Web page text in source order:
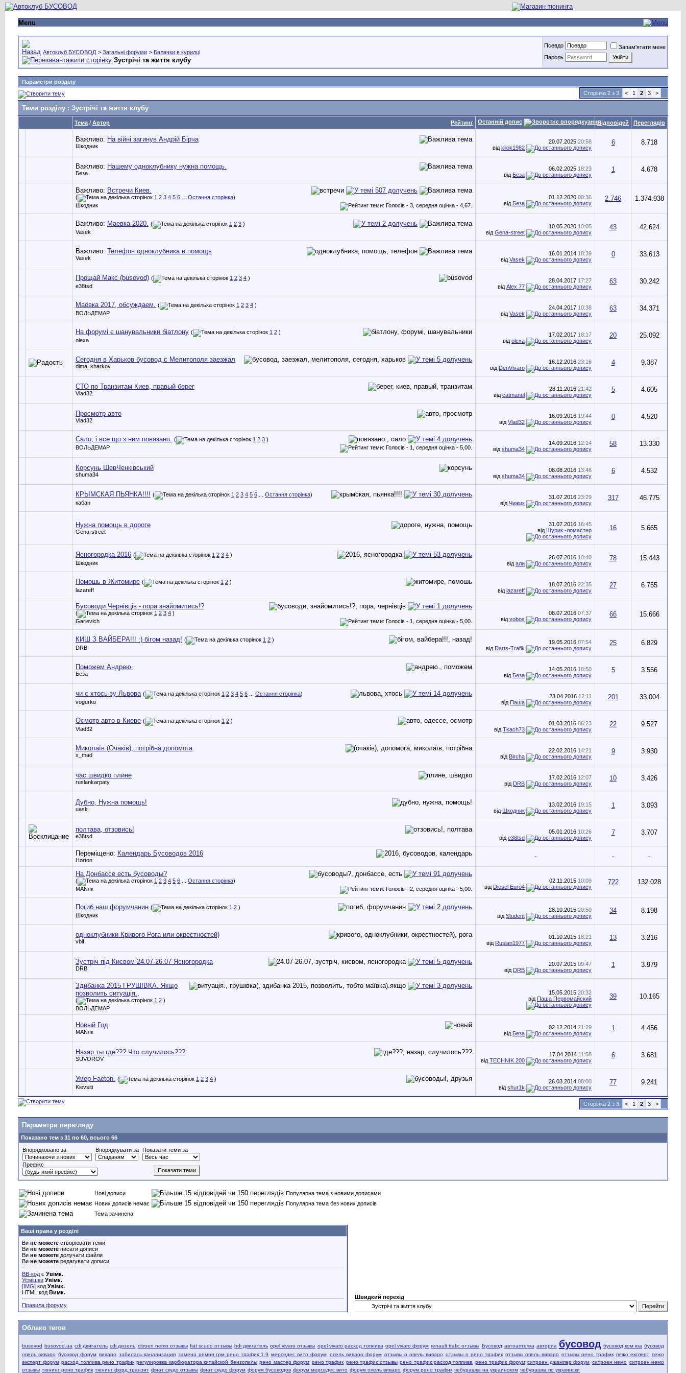
Menu
Автоклуб БУСОВОД > Загальні форуми > Балачки в курилці
Зустрічі та життя клубу
Псевдо
Запам'ятати мене
Пароль
Параметри розділу
Сторінка 2 з 3
< 1 2 3 >
Теми розділу : Зустрічі та життя клубу
Рейтинг
Тема / Автор Останній допис Відповідей Переглядів
Важливо: На війні загинув Андрій Бірча
Шкодник
20.07.2025 20:58
від kilok1982
6 8.718
Важливо: Нашему одноклубнику нужна помощь.
Беза
06.02.2025 18:23
від Беза
1 4.678
Важливо: Встречи Киев.
( 1 2 3 4 5 6 Остання сторінка)
Шкодник
01.12.2020 00:36
від Беза
2.746 1.374.938
Важливо: Маевка 2020. ( 1 2 3 )
Vasek
10.05.2020 10:05
від Gena-street
43 42.624
Важливо: Телефон одноклубника в помощь
Vasek
16.01.2014 18:39
від Vasek
0 33.613
Прощай Макс (busovod) ( 1 2 3 4 )
e38tsd
28.04.2017 17:27
від Alex 77
63 30.242
Маёвка 2017, обсуждаем. ( 1 2 3 4 )
ВОЛЬДЕМАР
24.04.2017 10:38
від Vasek
63 34.371
На форумі є шанувальники біатлону ( 1 2 )
olexa
17.02.2017 18:17
від olexa
20 25.092
Сегодня в Харьков бусовод с Мелитополя заезжал
dima_kharkov
16.12.2016 23:16
від DenVivaro
4 9.387
СТО по Транзитам Киев, правый берег
Vlad32
28.11.2016 21:42
від catmanul
5 4.605
Просмотр авто
Vlad32
16.09.2016 19:44
від Vlad32
0 4.520
Сало, і все що з ним повязано. ( 1 2 3 )
ВОЛЬДЕМАР
14.09.2016 12:14
від shuma34
58 13.330
Корсунь ШевЧенківський
shuma34
08.08.2016 13:46
від shuma34
6 4.532
КРЫМСКАЯ ПЬЯНКА!!!! ( 1 2 3 4 5 6 Остання сторінка)
кабан
31.07.2016 23:29
від Чижик
317 46.775
Нужна помощь в дороге
Gena-street
31.07.2016 16:45
від Шурик -ломастер 16 5.665
Ясногородка 2016 ( 1 2 3 4 )
Шкодник
26.07.2016 10:40
від али
78 15.443
Помошь в Житомире ( 1 2 )
lazareff
18.07.2016 22:35
від lazareff
27 6.755
Бусоводи Чернівців - пора знайомитись!?
( 1 2 3 4 )
Garievich
08.07.2016 07:37
від vobos
66 15.666
КИШ З ВАЙБЕРА!!! :) бігом назад! ( 1 2 )
DRB
19.05.2016 07:54
від Darts-Trafik
25 6.829
Поможем Андрею.
Беза
14.05.2016 18:50
від Беза
5 3.556
чи є хтось зу Львова ( 1 2 3 4 5 6 Остання сторінка)
vogurko
23.04.2016 12:11
від Паша
201 33.004
Осмотр авто в Киеве ( 1 2 )
Vlad32
01.03.2016 06:23
від Tkach73
22 9.527
Миколаїв (Очаків), потрібна допомога
x_mad
22.02.2016 14:21
від Bircha
9 3.930
час швидко плине
ruslankarpaty
17.02.2016 12:07
від DRB
10 3.426
Дубно, Нужна помощь!
uask
13.02.2016 19:15
від Шкодник
1 3.093
полтава, отзовись!
e38tsd
05.01.2016 10:26
від e38tsd
7 3.707
Переміщено: Календарь Бусоводов 2016
Horton - - -
На Донбассе есть бусоводы?
( 1 2 3 4 5 6 Остання сторінка)
MANяк
02.11.2015 10:09
від Diesel Euro4
722 132.028
Погиб наш форумчанин ( 1 2 )
Шкодник
28.10.2015 20:50
від Student
34 8.198
одноклубники Кривого Рога или окрестностей)
vbif
01.10.2015 18:21
від Ruslan1977
13 3.216
Зустріч під Києвом 24.07-26.07 Ясногородка
DRB
20.07.2015 09:47
від DRB
1 3.979
Здибанка 2015 ГРУШІВКА. Якщо
позволить cитуація.,
( 1 2 )
ВОЛЬДЕМАР
15.05.2015 20:32
від Паша Первомайский 39 10.165
Новый Год
MANяк
02.12.2014 21:29
від Беза
1 4.456
Назар ты где??? Что случилось???
SUVOROV
17.04.2014 11:58
від TECHNIK 200
6 3.681
Умер Faeton. ( 1 2 3 4 )
Kievsiti
26.03.2014 08:00
від shur1k
77 9.241
Сторінка 2 з 3 < 1 2 3 >
Параметри перегляду
Показано тем з 31 по 60, всього 66
Впорядковано за
Впорядкувати за Показати теми за
Префікс
Нові дописи
Популярна тема з новими дописами
Нових дописів немає
Популярна тема без нових дописів
Тема зачинена
Ваші права у розділі
Ви не можете створювати теми
Ви не можете писати дописи
Ви не можете долучати файли
Ви не можете редагувати дописи
BB-код є Увімк.
Усмішки Увімк.
[IMG] код Увімк.
HTML код Вимк.
Правила форуму
Швидкий перехід
Облако тегов
busovod busovod.ua cdi двигатель cdi дизель citroen nemo отзывы fiat scudo отзывы hdi двигатель opel vivaro отзывы opel vivaro расход топлива opel vivaro форум renault trafic отзывы Бусовод автоаптечка авториа бусовод бусовод ком юа бусовод
опель виваро бусовод форум виваро забилась канализация замена ремня грм рено трафик 1.9 мерседес вито форум опель виваро форум отзывы о опель виваро отзывы о рено трафик отзывы опель виваро отзывы рено трафик пежо експерт пежо
експерт форум расход топлива рено трафик регулировка карбюратора китайской бензопилы рено мастер форум рено трафик рено трафик отзывы рено трафик расход топлива рено трафик форум ситроен джампер форум ситроен немо ситроен немо
отзывы тюнинг рено трафик тюнинг форд транзит фиат скудо отзывы фиат скудо форум форум бусоводов форум мерседес вито форум опель виваро форум рено трафик чебурашка на украинском чебурашка по украински